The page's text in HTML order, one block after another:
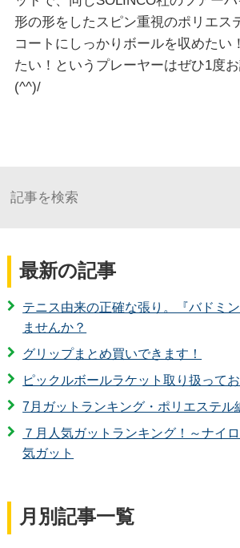
形の形をしたスピン重視のポリエス
コートにしっかりボールを収めたい
たい！というプレーヤーはぜひ1度
(^^)/
最新の記事
テニス由来の正確な張り。『バドミ
ませんか？
グリップまとめ買いできます！
ピックルボールラケット取り扱ってお
7月ガットランキング・ポリエステル
７月人気ガットランキング！～ナイ
気ガット
月別記事一覧